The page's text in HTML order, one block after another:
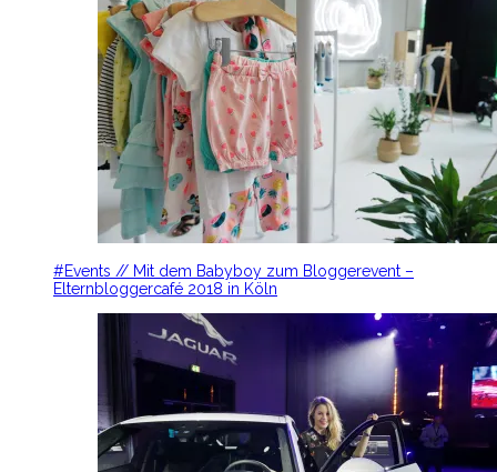
#Events // Mit dem Babyboy zum Bloggerevent –
Elternbloggercafé 2018 in Köln